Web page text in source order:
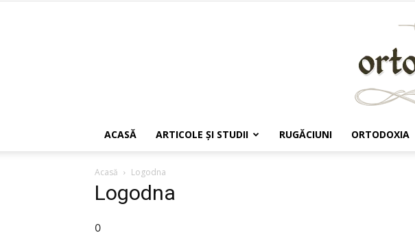
ACASĂ ARTICOLE ŞI STUDII RUGĂCIUNI ORTODOXIA
Acasă Logodna
Logodna
0